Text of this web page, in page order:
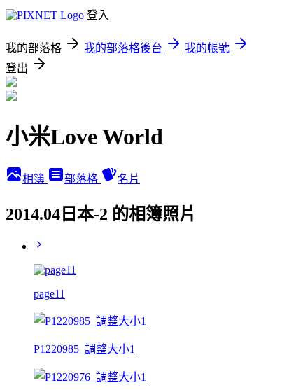
登入
我的部落格 我的部落格後台
我的帳號
登出
小米Love World
相簿 部落格 名片
2014.04日本-2 的相簿照片
page11
P1220985_調整大小1